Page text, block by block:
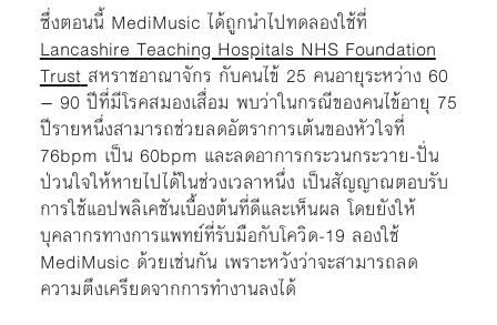
ซึ่งตอนนี้ MediMusic ได้ถูกนำไปทดลองใช้ที่
Lancashire Teaching Hospitals NHS Foundation
Trust สหราชอาณาจักร กับคนไข้ 25 คนอายุระหว่าง 60
– 90 ปีที่มีโรคสมองเสื่อม พบว่าในกรณีของคนไข้อายุ 75
ปีรายหนึ่งสามารถช่วยลดอัตราการเต้นของหัวใจที่
76bpm เป็น 60bpm และลดอาการกระวนกระวาย-ปั่น
ป่วนใจให้หายไปได้ในช่วงเวลาหนึ่ง เป็นสัญญาณตอบรับ
การใช้แอปพลิเคชันเบื้องต้นที่ดีและเห็นผล โดยยังให้
บุคลากรทางการแพทย์ที่รับมือกับโควิด-19 ลองใช้
MediMusic ด้วยเช่นกัน เพราะหวังว่าจะสามารถลด
ความตึงเครียดจากการทำงานลงได้